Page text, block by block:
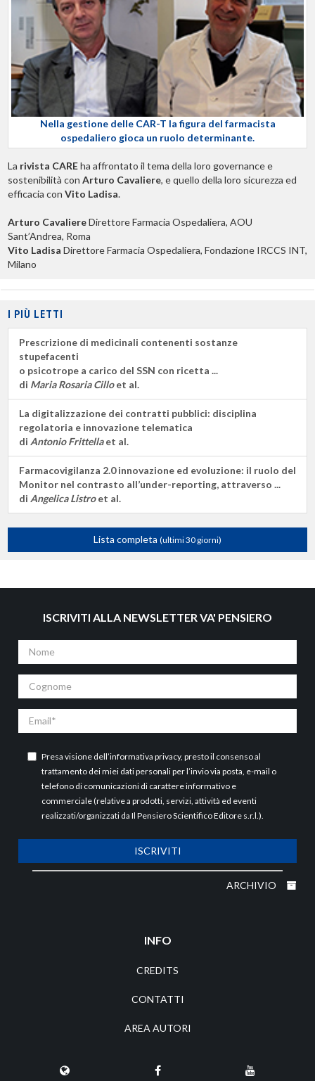
Nella gestione delle CAR-T la figura del farmacista
ospedaliero gioca un ruolo determinante.
La rivista CAREha affrontato il tema della loro governance e
sostenibilità con Arturo Cavaliere, e quello della loro sicurezza ed
efficacia con Vito Ladisa.
Arturo CavaliereDirettore Farmacia Ospedaliera, AOU
Sant’Andrea, Roma
Vito Ladisa Direttore Farmacia Ospedaliera, Fondazione IRCCS INT,
Milano
I PIÙ LETTI
Prescrizione di medicinali contenenti sostanze
stupefacenti
o psicotrope a carico del SSN con ricetta ...
di Maria Rosaria Cilloet al.
La digitalizzazione dei contratti pubblici: disciplina
regolatoria e innovazione telematica
di Antonio Frittellaet al.
Farmacovigilanza 2.0 innovazione ed evoluzione: il ruolo del
Monitor nel contrasto all’under-reporting, attraverso ...
di Angelica Listroet al.
Lista completa (ultimi 30 giorni)
ISCRIVITI ALLA NEWSLETTER VA' PENSIERO
Nome
Cognome
Email
Presa visione dell’informativa privacy, presto il consenso al
trattamento dei miei dati personali per l’invio via posta, e-mail o
telefono di comunicazioni di carattere informativo e
commerciale (relative a prodotti, servizi, attività ed eventi
realizzati/organizzati da Il Pensiero Scientifico Editore s.r.l.).
ISCRIVITI
ARCHIVIO
INFO
CREDITS
CONTATTI
AREA AUTORI